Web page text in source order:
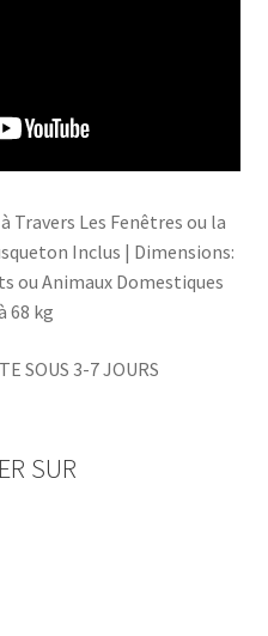
Travers Les Fenêtres ou la
Inclus | Dimensions:
ou Animaux Domestiques
68 kg
SOUS 3-7 JOURS
SUR